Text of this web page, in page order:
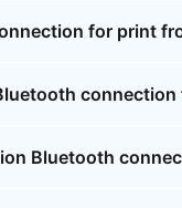
for print
Bluetooth